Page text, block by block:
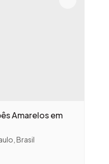
Amarelos em
Brasil